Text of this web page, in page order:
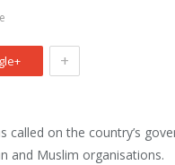
+
called on the country’s
and Muslim organisations.